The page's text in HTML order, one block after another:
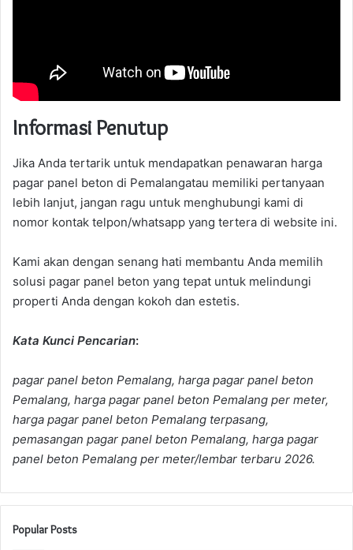
Informasi Penutup
Jika Anda tertarik untuk mendapatkan penawaran harga
pagar panel beton di Pemalangatau memiliki pertanyaan
lebih lanjut, jangan ragu untuk menghubungi kami di
nomor kontak telpon/whatsapp yang tertera di website ini.
Kami akan dengan senang hati membantu Anda memilih
solusi pagar panel beton yang tepat untuk melindungi
properti Anda dengan kokoh dan estetis.
Kata Kunci Pencarian:
pagar panel beton Pemalang, harga pagar panel beton
Pemalang, harga pagar panel beton Pemalang per meter,
harga pagar panel beton Pemalang terpasang,
pemasangan pagar panel beton Pemalang, harga pagar
panel beton Pemalang per meter/lembar terbaru 2026.
Popular Posts